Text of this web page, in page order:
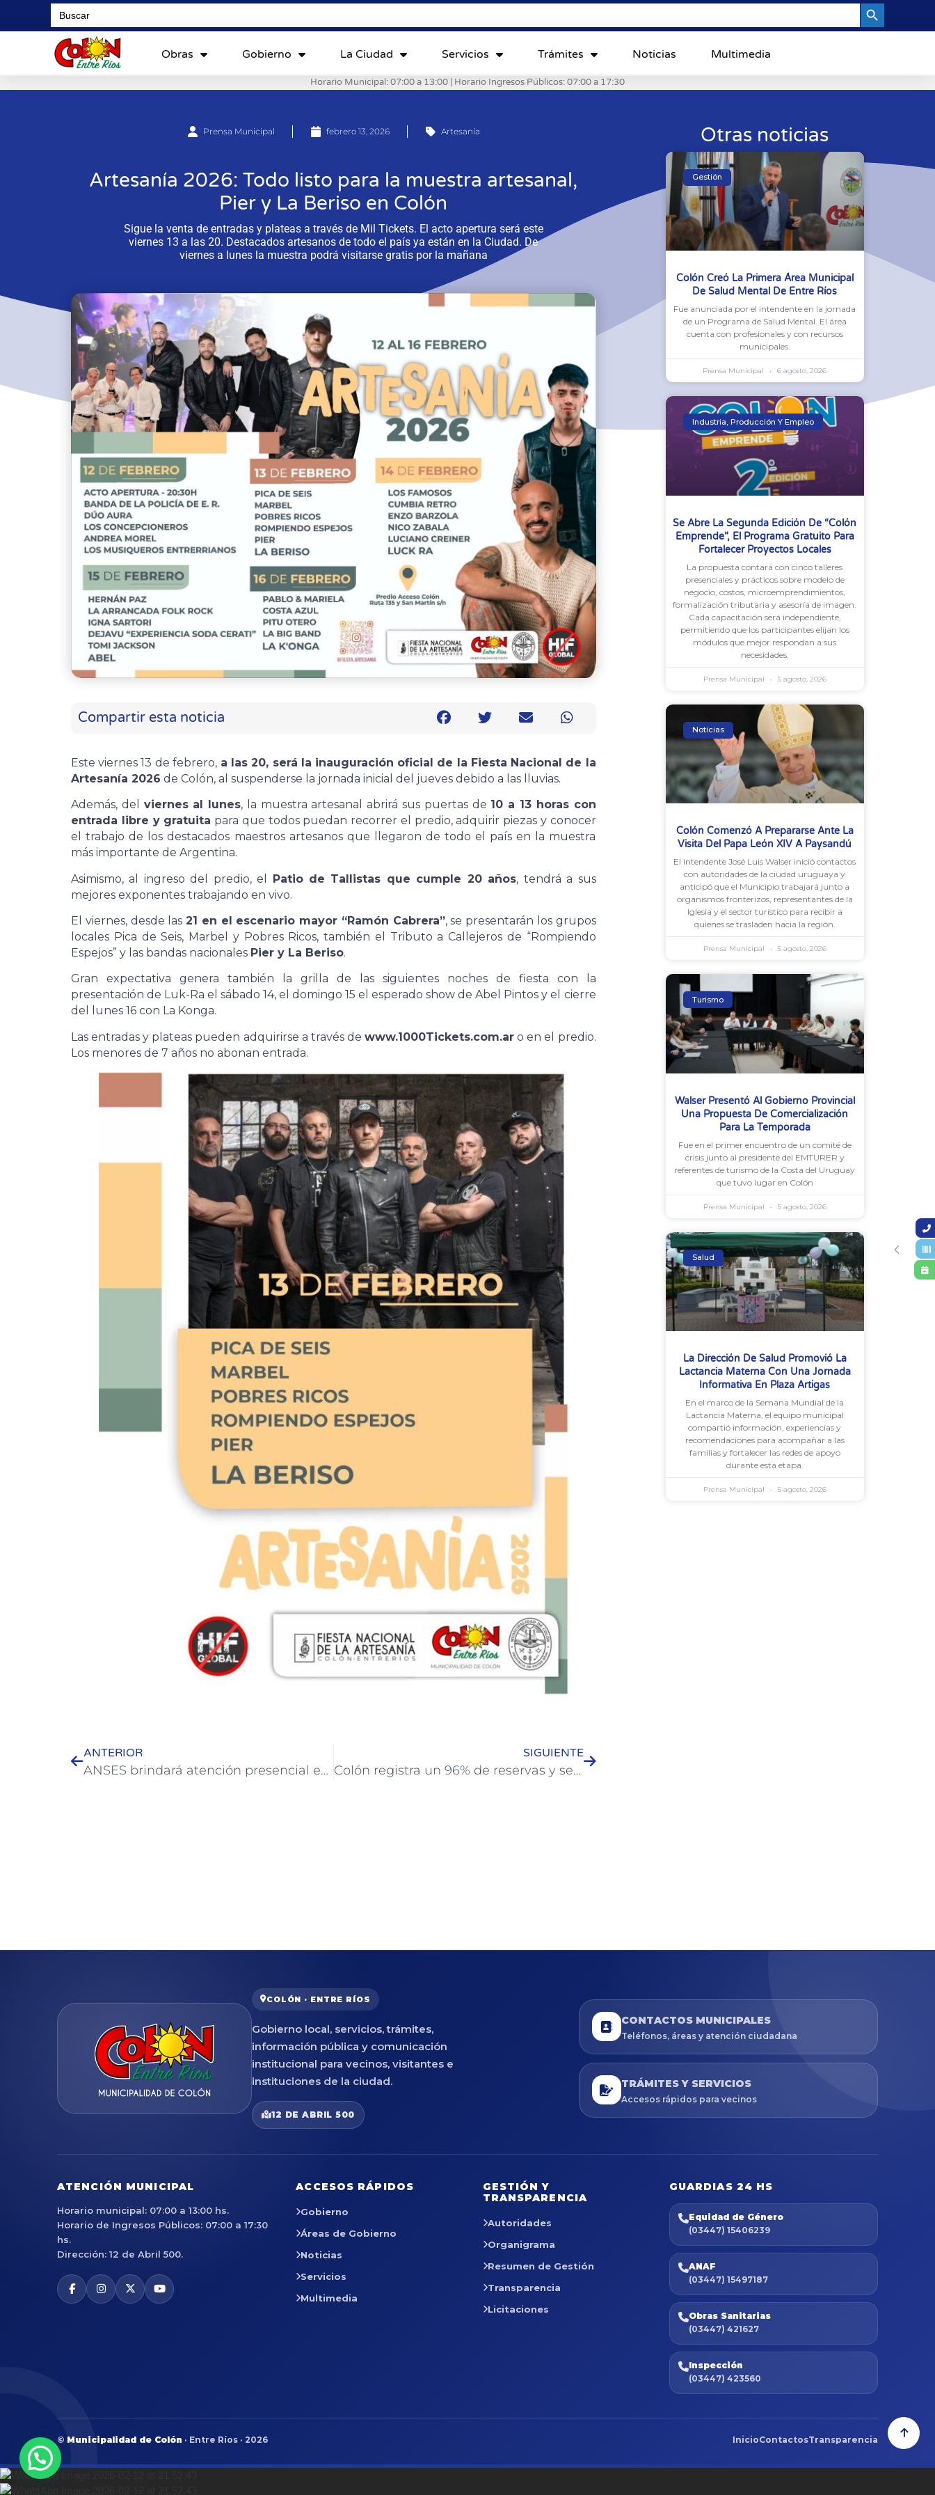
Search
for:
Obras Gobierno La Ciudad Servicios Trámites Noticias Multimedia
Horario Municipal: 07:00 a 13:00 | Horario Ingresos Públicos: 07:00 a 17:30
Prensa Municipal febrero 13, 2026 Artesanía
Artesanía 2026: Todo listo para la muestra artesanal,
Pier y La Beriso en Colón
Sigue la venta de entradas y plateas a través de Mil Tickets. El acto apertura será este
viernes 13 a las 20. Destacados artesanos de todo el país ya están en la Ciudad. De
viernes a lunes la muestra podrá visitarse gratis por la mañana
Compartir esta noticia
Este viernes 13 de febrero,a las 20, será la inauguración oficial de la Fiesta Nacional de la
Artesanía 2026 de Colón, al suspenderse la jornada inicial del jueves debido a las lluvias.
Además, del viernes al lunes, la muestra artesanal abrirá sus puertas de 10 a 13 horas con
entrada libre y gratuita para que todos puedan recorrer el predio, adquirir piezas y conocer
el trabajo de los destacados maestros artesanos que llegaron de todo el país en la muestra
más importante de Argentina.
Asimismo, al ingreso del predio, el Patio de Tallistas que cumple 20 años, tendrá a sus
mejores exponentes trabajando en vivo.
El viernes, desde las 21 en el escenario mayor “Ramón Cabrera”, se presentarán los grupos
locales Pica de Seis, Marbel y Pobres Ricos, también el Tributo a Callejeros de “Rompiendo
Espejos” y las bandas nacionales Pier y La Beriso.
Gran expectativa genera también la grilla de las siguientes noches de fiesta con la
presentación de Luk-Ra el sábado 14, el domingo 15 el esperado show de Abel Pintos y el cierre
del lunes 16 con La Konga.
Las entradas y plateas pueden adquirirse a través dewww.1000Tickets.com.ar o en el predio.
Los menores de 7 años no abonan entrada.
ANTERIOR
ANSES brindará atención presencial en el CIC de Colón el próximo miércoles 18 de febrero
SIGUIENTE
Colón registra un 96% de reservas y se prepara para un fin de semana récord con la Fiesta Nacional de la Artesanía
Otras noticias
Gestión
Colón Creó La Primera Área Municipal
De Salud Mental De Entre Ríos
Fue anunciada por el intendente en la jornada
de un Programa de Salud Mental. El área
cuenta con profesionales y con recursos
municipales.
Prensa Municipal 6 agosto, 2026
Industria, Producción Y Empleo
Se Abre La Segunda Edición De “Colón
Emprende”, El Programa Gratuito Para
Fortalecer Proyectos Locales
La propuesta contará con cinco talleres
presenciales y prácticos sobre modelo de
negocio, costos, microemprendimientos,
formalización tributaria y asesoría de imagen.
Cada capacitación será independiente,
permitiendo que los participantes elijan los
módulos que mejor respondan a sus
necesidades.
Prensa Municipal 5 agosto, 2026
Noticias
Colón Comenzó A Prepararse Ante La
Visita Del Papa León XIV A Paysandú
El intendente José Luis Walser inició contactos
con autoridades de la ciudad uruguaya y
anticipó que el Municipio trabajará junto a
organismos fronterizos, representantes de la
Iglesia y el sector turístico para recibir a
quienes se trasladen hacia la región.
Prensa Municipal 5 agosto, 2026
Turismo
Walser Presentó Al Gobierno Provincial
Una Propuesta De Comercialización
Para La Temporada
Fue en el primer encuentro de un comité de
crisis junto al presidente del EMTURER y
referentes de turismo de la Costa del Uruguay
que tuvo lugar en Colón
Prensa Municipal 5 agosto, 2026
Salud
La Dirección De Salud Promovió La
Lactancia Materna Con Una Jornada
Informativa En Plaza Artigas
En el marco de la Semana Mundial de la
Lactancia Materna, el equipo municipal
compartió información, experiencias y
recomendaciones para acompañar a las
familias y fortalecer las redes de apoyo
durante esta etapa.
Prensa Municipal 5 agosto, 2026
COLÓN · ENTRE RÍOS
Gobierno local, servicios, trámites,
información pública y comunicación
institucional para vecinos, visitantes e
instituciones de la ciudad.
12 DE ABRIL 500
CONTACTOS MUNICIPALES
Teléfonos, áreas y atención ciudadana
TRÁMITES Y SERVICIOS
Accesos rápidos para vecinos
ATENCIÓN MUNICIPAL
Horario municipal: 07:00 a 13:00 hs.
Horario de Ingresos Públicos: 07:00 a 17:30
hs.
Dirección: 12 de Abril 500.
ACCESOS RÁPIDOS
Gobierno
Áreas de Gobierno
Noticias
Servicios
Multimedia
GESTIÓN Y
TRANSPARENCIA
Autoridades
Organigrama
Resumen de Gestión
Transparencia
Licitaciones
GUARDIAS 24 HS
Equidad de Género
(03447) 15406239
ANAF
(03447) 15497187
Obras Sanitarias
(03447) 421627
Inspección
(03447) 423560
© Municipalidad de Colón · Entre Ríos · 2026 InicioContactosTransparencia